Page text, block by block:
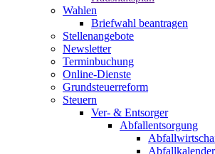
Wahlen
Briefwahl beantragen
Stellenangebote
Newsletter
Terminbuchung
Online-Dienste
Grundsteuerreform
Steuern
Ver- & Entsorger
Abfallentsorgung
Abfallkalender